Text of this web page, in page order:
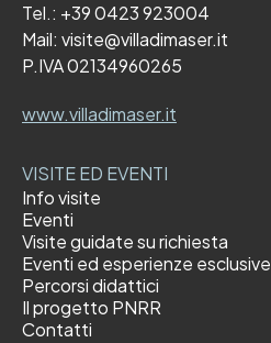
Tel.: +39 0423 923004
Mail: visite@villadimaser.it
P.IVA 02134960265
www.villadimaser.it
VISITE ED EVENTI
Info visite
Eventi
Visite guidate su richiesta
Eventi ed esperienze esclusive
Percorsi didattici
Il progetto PNRR
Contatti